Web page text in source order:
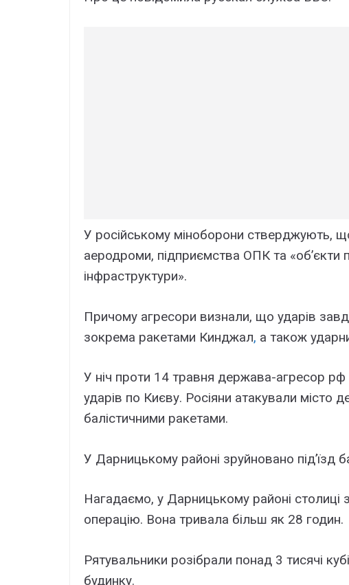
У російському міноборони стверджують, що
аеродроми, підприємства ОПК та «об’єкти
інфраструктури».
Причому агресори визнали, що ударів
зокрема ракетами Кинджал, а також
У ніч проти 14 травня держава-агресор
ударів по Києву. Росіяни атакували місто
балістичними ракетами.
У Дарницькому районі зруйновано під’їзд
Нагадаємо, у Дарницькому районі
операцію. Вона тривала більш як 28 годин.
Рятувальники розібрали понад 3 тисячі
будинку.